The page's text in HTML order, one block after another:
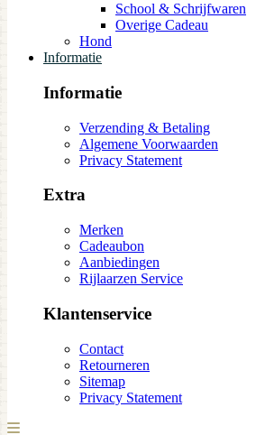
School & Schrijfwaren
Overige Cadeau
Hond
Informatie
Informatie
Verzending & Betaling
Algemene Voorwaarden
Privacy Statement
Extra
Merken
Cadeaubon
Aanbiedingen
Rijlaarzen Service
Klantenservice
Contact
Retourneren
Sitemap
Privacy Statement